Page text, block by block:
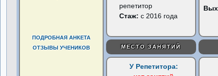
ПОДРОБНАЯ АНКЕТА
ОТЗЫВЫ УЧЕНИКОВ
репетитор
Стаж: с 2016 года
МЕСТО ЗАНЯТИЙ
У Репетитора: